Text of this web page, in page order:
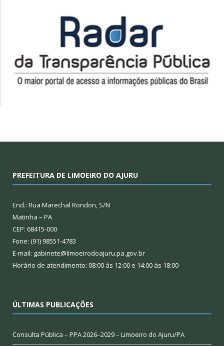
PREFEITURA DE LIMOEIRO DO AJURU
End.: Rua Marechal Rondon, S/N
Matinha – PA
CEP: 68415-000
Fone: (91) 98551-4783
E-mail: gabinete@limoeirodoajuru.pa.gov.br
Horário de atendimento: 08:00 às 12:00 e 14:00 às 18:00
ÚLTIMAS PUBLICAÇÕES
Consulta Pública – PPA 2026–2029 – Limoeiro do Ajuru/PA